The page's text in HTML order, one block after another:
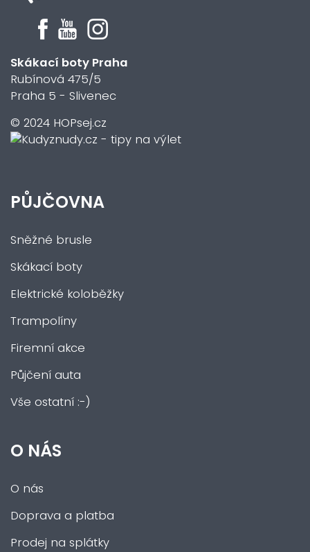
Skákací boty Praha
Rubínová 475/5
Praha 5 - Slivenec
© 2024 HOPsej.cz
PŮJČOVNA
Sněžné brusle
Skákací boty
Elektrické koloběžky
Trampolíny
Firemní akce
Půjčení auta
Vše ostatní :-)
O NÁS
O nás
Doprava a platba
Prodej na splátky